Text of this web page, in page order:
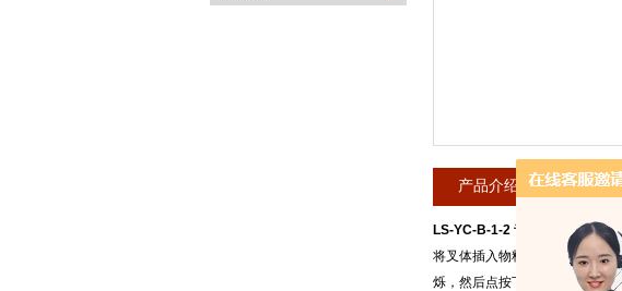
产品介绍 在线留
LS-YC-B-1-2 音叉物位发讯器
将叉体插入物料10mm左右，然
烁，然后点按下SET键后，红